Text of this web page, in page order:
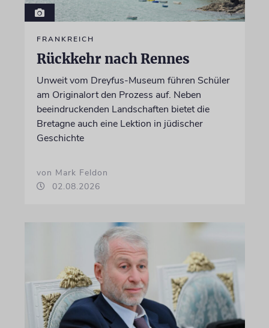
FRANKREICH
Rückkehr nach Rennes
Unweit vom Dreyfus-Museum führen Schüler
am Originalort den Prozess auf. Neben
beeindruckenden Landschaften bietet die
Bretagne auch eine Lektion in jüdischer
Geschichte
von Mark Feldon
02.08.2026